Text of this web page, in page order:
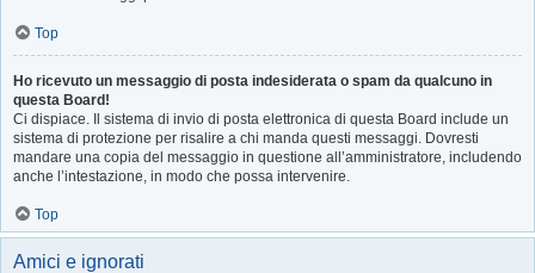
Top
Ho ricevuto un messaggio di posta indesiderata o spam da qualcuno in
questa Board!
Ci dispiace. Il sistema di invio di posta elettronica di questa Board include un
sistema di protezione per risalire a chi manda questi messaggi. Dovresti
mandare una copia del messaggio in questione all’amministratore, includendo
anche l’intestazione, in modo che possa intervenire.
Top
Amici e ignorati